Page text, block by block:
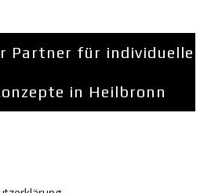
Partner für individuelle
in Heilbronn